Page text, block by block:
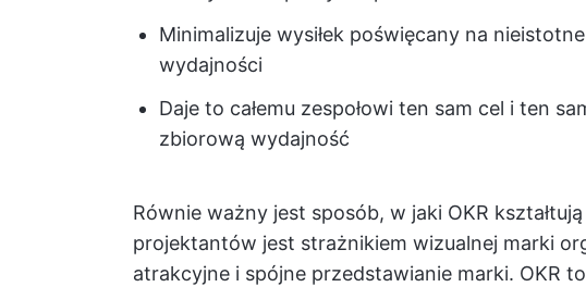
Minimalizuje wysiłek poświęcany na
wydajności
Daje to całemu zespołowi ten sam cel i ten
zbiorową wydajność
Równie ważny jest sposób, w jaki OKR
projektantów jest strażnikiem wizualnej marki
atrakcyjne i spójne przedstawianie marki. OKR